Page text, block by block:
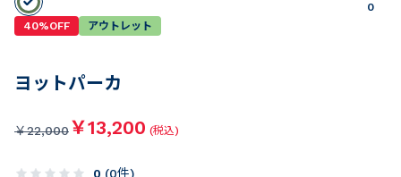
0
40%OFF
アウトレット
ヨットパーカ
￥22,000￥13,200 (税込)
0 (0件)